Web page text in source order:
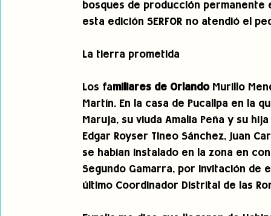
bosques de producción
esta edición SERFOR no atendió el
La tierra prometida
Los familiares de Orlando Murillo
Martín. En la casa de Pucallpa en la
Maruja, su viuda Amalia Peña y su
Edgar Royser Tineo Sánchez, Juan
se habían instalado en la zona en
Segundo Gamarra, por invitación
último Coordinador Distrital de las